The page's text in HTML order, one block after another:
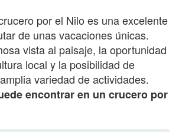
por el Nilo es una excelente
de unas vacaciones únicas.
vista al paisaje, la oportunidad
local y la posibilidad de
variedad de actividades.
encontrar en un crucero por